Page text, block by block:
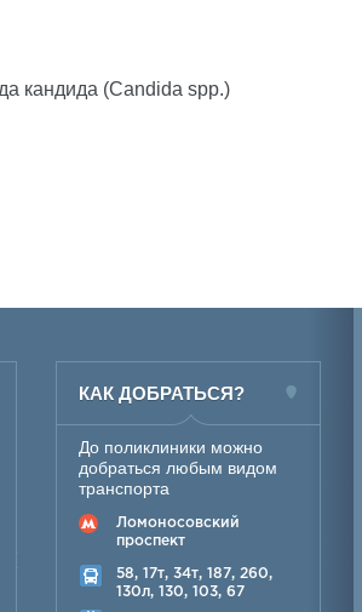
кандида (Candida spp.)
КАК ДОБРАТЬСЯ?
До поликлиники можно
добраться любым видом
транспорта
Ломоносовский
проспект
58, 17т, 34т, 187, 260,
130л, 130, 103, 67